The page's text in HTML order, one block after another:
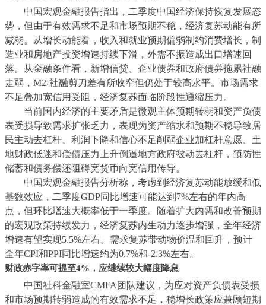
中国宏观金融报告指出，二季度中国经济保持恢复发展态
势，但由于有效需求不足和市场预期不稳，经济复苏动能有所
减弱。从增长动能看，收入和就业预期偏弱制约消费增长，制
造业和房地产投资增速持续下滑，外需不振造成出口增速回
落。从金融条件看，新增信贷、企业债券和政府债券拖累社融
走弱，M2-社融剪刀差有所收窄但仍处于较高水平。市场需求
不足叠加宽信用受阻，经济复苏面临阶段性通缩压力。
当前国内经济的主要矛盾是微观主体预期转弱和资产负债
表受损导致需求扩张乏力，表现为资产缩水和预期不稳导致居
民主动去杠杆、利润下降和信心不足削弱企业加杠杆意愿、土
地财政低迷和偿债压力上升倒逼地方政府被动去杠杆，预防性
储蓄和债务偿还阻碍宽货币向宽信用传导。
中国宏观金融报告分析称，考虑到经济复苏动能放缓和低
基数效应， 二季度GDP同比增速可能达到7%左右的年内高
点，但环比增速大概率低于一季度。
随着扩大内需和改善预期
的宏观政策持续发力，经济复苏内生动力逐步增强，全年经济
增速有望实现5.5%左右。需求复苏带动物价温和回升， 预计
全年CPI和PPI同比增速约为0.7%和-2.3%左右。
财政赤字率可提至4%，应继续较大幅度降息
中国社科金融室CMFA团队建议，为应对资产负债表受损
和市场预期转弱造成的有效需求不足，稳增长政策应兼顾短期